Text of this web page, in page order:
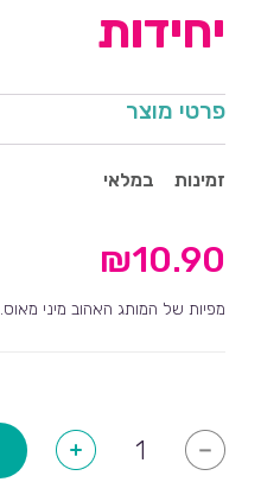
יחידות
פרטי מוצר
זמינות במלאי
₪10.90
מפיות של המותג האהוב מיני מאוס.
-
של
+